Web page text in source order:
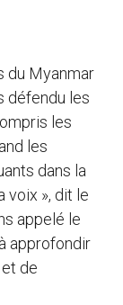
du Myanmar
défendu les
les
les
dans la
voix », dit le
appelé le
approfondir
de